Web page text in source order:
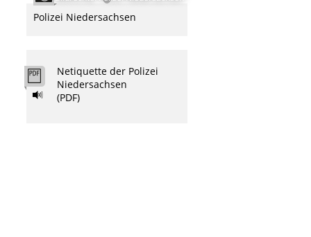
Polizei Niedersachsen
Netiquette der Polizei
Niedersachsen
(PDF)